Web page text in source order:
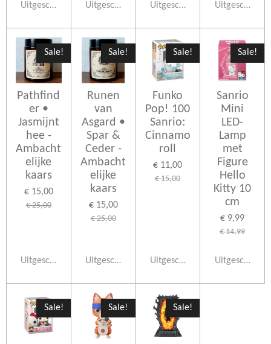
Uitgeschakeld Uitgeschakeld Uitgeschakeld Uitgeschakeld
Sale!
Pathfind
er •
Jasmijnt
hee -
Ambacht
elijke
kaars
€ 15,00
€ 25,00
Uitgeschakeld
Sale!
Runen
van
Asgard •
Spar &
Ceder -
Ambacht
elijke
kaars
€ 15,00
€ 25,00
Uitgeschakeld
Sale!
Funko
Pop! 100
Sanrio:
Cinnamo
roll
€ 11,00
€ 15,00
Uitgeschakeld
Sale!
Sanrio
Mini
LED-
Lamp
met
Figure
Hello
Kitty 10
cm
€ 9,99
€ 14,99
Uitgeschakeld
Sale! Sale! Sale!